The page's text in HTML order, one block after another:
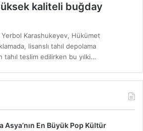
kaliteli buğday
Yerbol Karashukeyev, Hükümet
lisanslı tahıl depolama
tahıl teslim edilirken bu yılki…
Asya’nın En Büyük Pop Kültür